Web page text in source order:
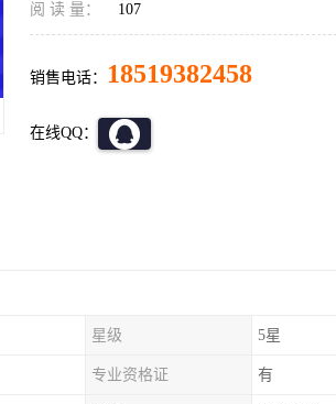
阅 读 量： 107
销售电话： 18519382458
在线QQ：
星级 5星
专业资格证 有